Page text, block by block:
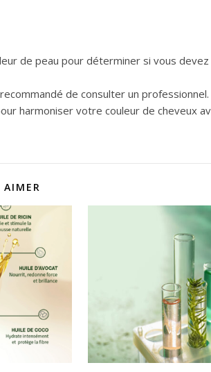
de peau pour déterminer si vous
de consulter un professionnel.
harmoniser votre couleur de cheveux
AIMER